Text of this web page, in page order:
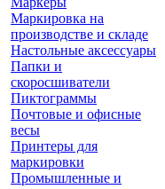
Маркировка на
производстве и складе
Настольные аксессуары
Папки и
скоросшиватели
Пиктограммы
Почтовые и офисные
весы
Принтеры для
маркировки
Промышленные и